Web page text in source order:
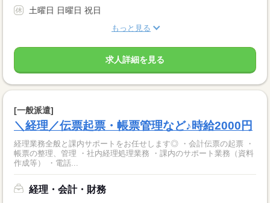
土曜日 日曜日 祝日
もっと見る
求人詳細を見る
[一般派遣]
＼経理／伝票起票・帳票管理など♪時給2000円
経理業務全般と課内サポートをお任せします◎ ・会計伝票の起票 ・
帳票の整理、管理 ・社内経理処理業務 ・課内のサポート業務（資料
作成等） ・電話...
経理・会計・財務